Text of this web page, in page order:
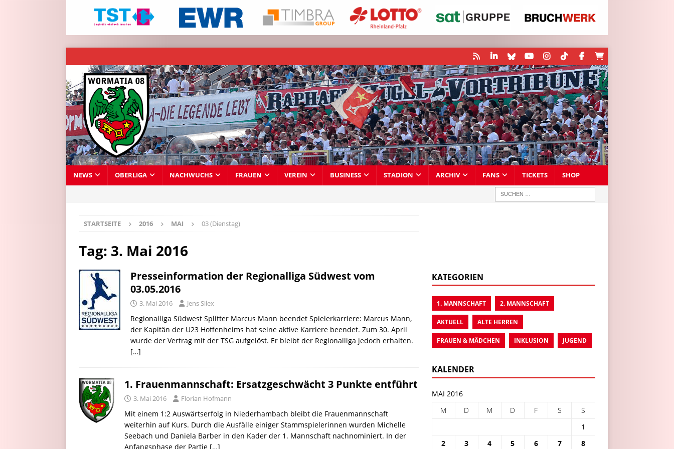
NEWS OBERLIGA NACHWUCHS FRAUEN VEREIN BUSINESS STADION ARCHIV FANS TICKETS SHOP
STARTSEITE 2016 MAI 03 (Dienstag)
Tag: 3. Mai 2016
Presseinformation der Regionalliga Südwest vom
03.05.2016
3. Mai 2016 Jens Silex
Regionalliga Südwest Splitter Marcus Mann beendet Spielerkarriere: Marcus Mann,
der Kapitän der U23 Hoffenheims hat seine aktive Karriere beendet. Zum 30. April
wurde der Vertrag mit der TSG aufgelöst. Er bleibt der Regionalliga jedoch erhalten.
[…]
1. Frauenmannschaft: Ersatzgeschwächt 3 Punkte entführt
3. Mai 2016 Florian Hofmann
Mit einem 1:2 Auswärtserfolg in Niederhambach bleibt die Frauenmannschaft
weiterhin auf Kurs. Durch die Ausfälle einiger Stammspielerinnen wurden Michelle
Seebach und Daniela Barber in den Kader der 1. Mannschaft nachnominiert. In der
Anfangsphase der Partie […]
KATEGORIEN
1. MANNSCHAFT 2. MANNSCHAFT
AKTUELL ALTE HERREN
FRAUEN & MÄDCHEN INKLUSION JUGEND
KALENDER
MAI 2016
M
D M D F S
S
1
2
3 4 5 6 7 8